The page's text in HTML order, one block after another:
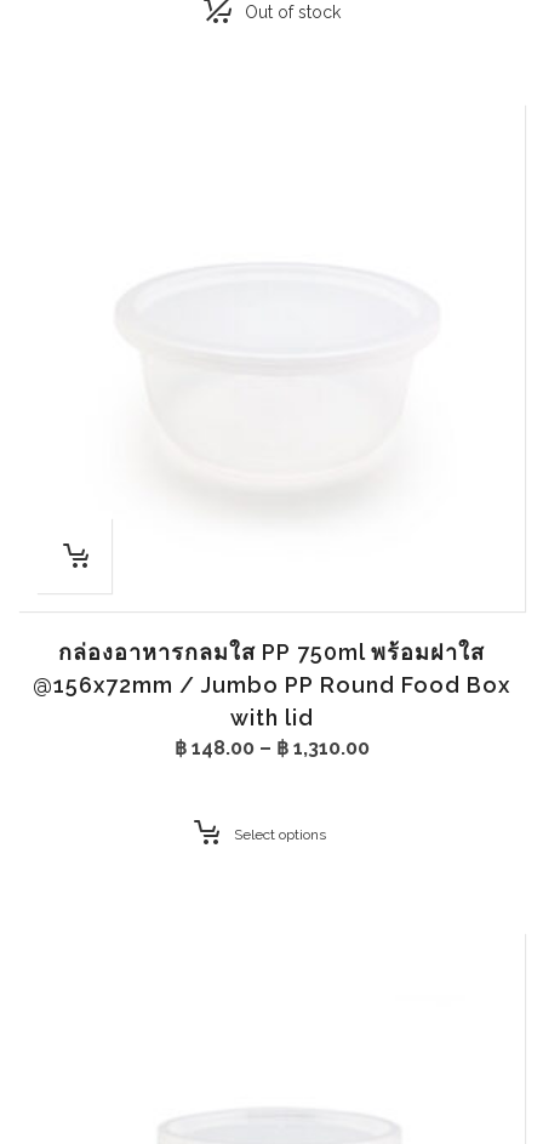
Out of stock
กล่องอาหารกลมใส PP 750ml พร้อมฝาใส
@156x72mm / Jumbo PP Round Food Box
with lid
฿148.00 – ฿1,310.00Price
Select options